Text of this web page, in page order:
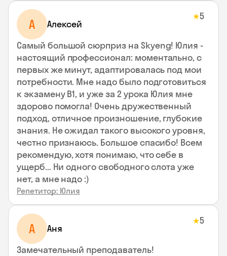
А Алексей
★5
Самый большой сюрприз на Skyeng! Юлия -
настоящий профессионал: моментально, с
первых же минут, адаптировалась под мои
потребности. Мне надо было подготовиться
к экзамену В1, и уже за 2 урока Юлия мне
здорово помогла! Очень дружественный
подход, отличное произношение, глубокие
знания. Не ожидал такого высокого уровня,
честно признаюсь. Большое спасибо! Всем
рекомендую, хотя понимаю, что себе в
ущерб... Ни одного свободного слота уже
нет, а мне надо :)
Репетитор: Юлия
А Аня
★5
Замечательный преподаватель!